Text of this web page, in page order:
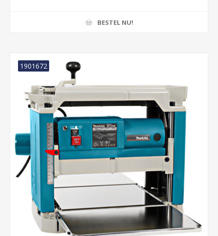
BESTEL NU!
1901672